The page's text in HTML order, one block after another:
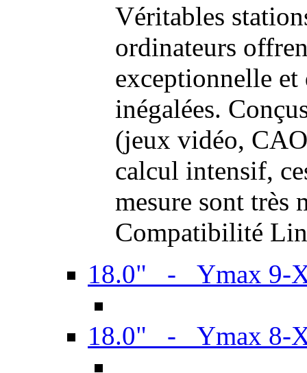
Véritables
ordinateurs
exceptionnelle et
inégalées.
(jeux vidéo,
calcul intensif,
mesure sont très
Compatibilité
18.0" - Ymax 9-
18.0" - Ymax 8-